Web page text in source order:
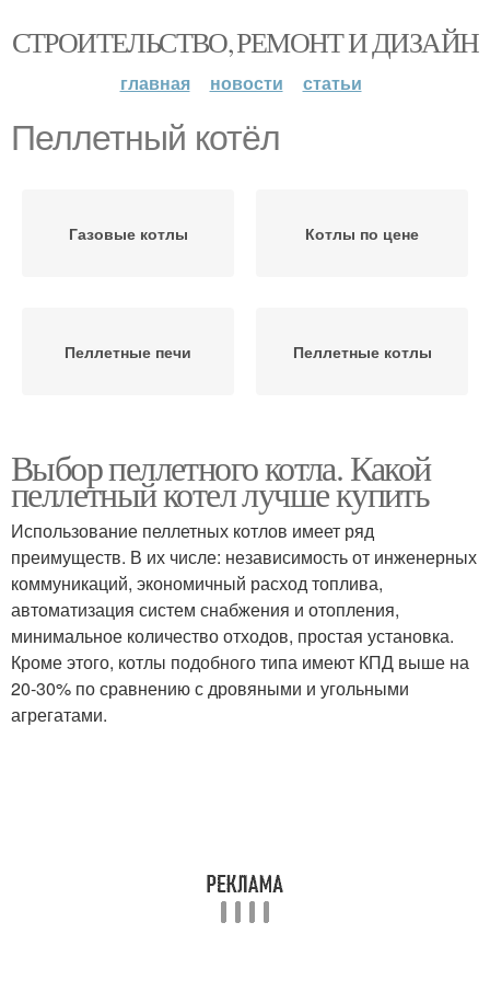
СТРОИТЕЛЬСТВО, РЕМОНТ И ДИЗАЙН
главная новости статьи
Пеллетный котёл
Газовые котлы Котлы по цене
Пеллетные печи Пеллетные котлы
Выбор пеллетного котла. Какой
пеллетный котел лучше купить
Использование пеллетных котлов имеет ряд
преимуществ. В их числе: независимость от инженерных
коммуникаций, экономичный расход топлива,
автоматизация систем снабжения и отопления,
минимальное количество отходов, простая установка.
Кроме этого, котлы подобного типа имеют КПД выше на
20-30% по сравнению с дровяными и угольными
агрегатами.